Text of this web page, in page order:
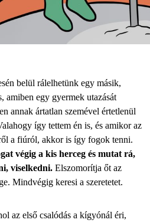
belül rálelhetünk egy másik,
amiben egy gyermek utazását
annak ártatlan szemével értetlenül
így tettem én is, és amikor az
a fiúról, akkor is így fogok tenni.
végig a kis herceg és mutat rá,
viselkedni. Elszomorítja őt az
Mindvégig keresi a szeretetet.
az első csalódás a kígyónál éri,